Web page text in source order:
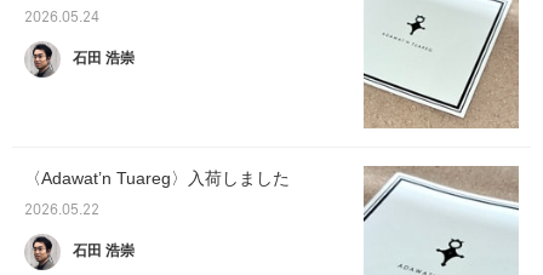
2026.05.24
石田 浩崇
〈Adawat’n Tuareg〉入荷しました
2026.05.22
石田 浩崇